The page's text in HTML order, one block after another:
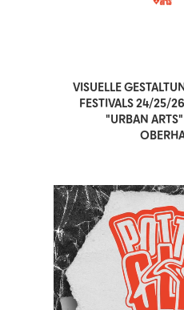
VISUELLE
FESTIVALS 24/25/
"URBAN